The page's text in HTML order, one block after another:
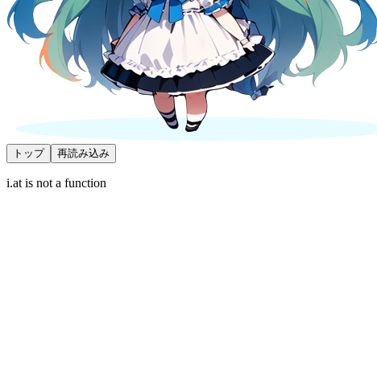
トップ 再読み込み
i.at is not a function